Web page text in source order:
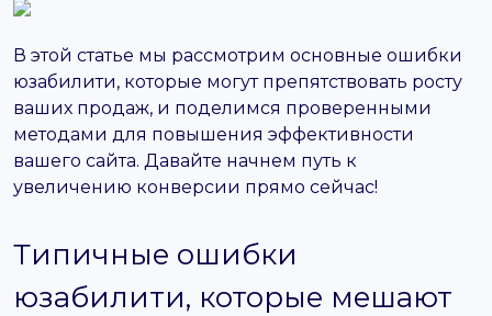
В этой статье мы рассмотрим основные ошибки
юзабилити, которые могут препятствовать росту
ваших продаж, и поделимся проверенными
методами для повышения эффективности
вашего сайта. Давайте начнем путь к
увеличению конверсии прямо сейчас!
Типичные ошибки
юзабилити, которые мешают